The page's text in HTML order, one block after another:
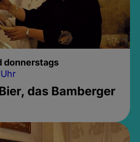
donnerstags
das Bamberger